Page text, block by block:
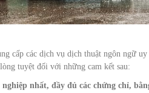
cấp các dịch vụ dịch thuật ngôn ngữ
tuyệt đối với những cam kết sau:
nhất, đầy đủ các chứng chỉ,